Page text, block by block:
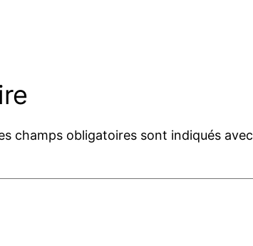
champs obligatoires sont indiqués avec